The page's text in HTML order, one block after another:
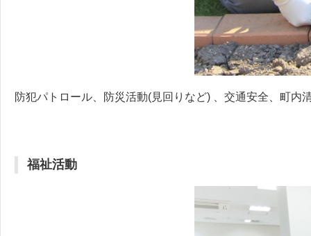
防犯パトロール、防災活動(見回りなど) 、交通安全、町内
福祉活動